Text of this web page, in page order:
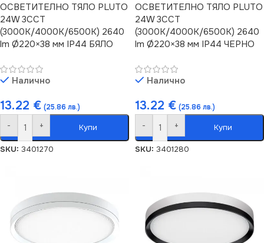
ОСВЕТИТЕЛНО ТЯЛО PLUTO
24W 3CCT
(3000K/4000K/6500K) 2640
lm Ø220×38 мм IP44 БЯЛО
Налично
13.22 € (25.86 лв.)
- + Купи
SKU: 3401270
ОСВЕТИТЕЛНО ТЯЛО PLUTO
24W 3CCT
(3000K/4000K/6500K) 2640
lm Ø220×38 мм IP44 ЧЕРНО
Налично
13.22 € (25.86 лв.)
- + Купи
SKU: 3401280